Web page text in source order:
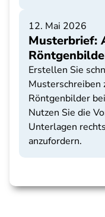
12. Mai 2026
Musterbrief:
Erstellen Sie
Musterschreiben
Röntgenbilder
Nutzen Sie die
Unterlagen
anzufordern.